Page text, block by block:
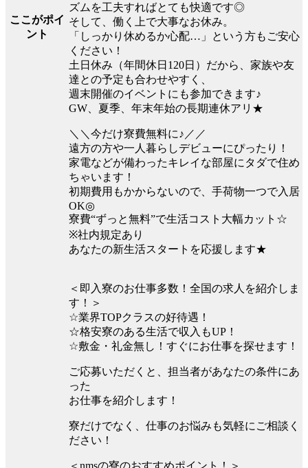
ここがポイ
ント
ズムを工夫すればとても快適です◎
そして、働く上で大事なお休み。
「しっかり休めるか心配…」という方もご安心
ください！
土日休み（年間休日120日）だから、家族や友
達との予定も合わせやすく、
週末開催のイベントにも参加できます♪
GW、夏季、年末年始の長期連休アリ★
＼＼今だけ寮費無料に♪／／
遠方の方や一人暮らしデビューにぴったり！
家電などが備わったキレイな部屋にタダで住め
ちゃいます！
初期費用もかからないので、手荷物一つで入居
OK◎
寮費“ずっと無料”で生活コスト大幅カット☆
※社内規定あり
あなたの新生活スタートを応援します★
＜即入寮のお仕事多数！全国の求人を紹介しま
す！＞
☆業界TOPクラスの好待遇！
☆格安寮のある生活で収入もUP！
☆敷金・礼金無し！すぐにお仕事を探せます！
ご応募いただくと、担当者があなたの条件にあ
った
お仕事を紹介します！
寮だけでなく、仕事のお悩みも気軽にご相談く
ださい！
＜nmsの寮のおすすめポイント！＞